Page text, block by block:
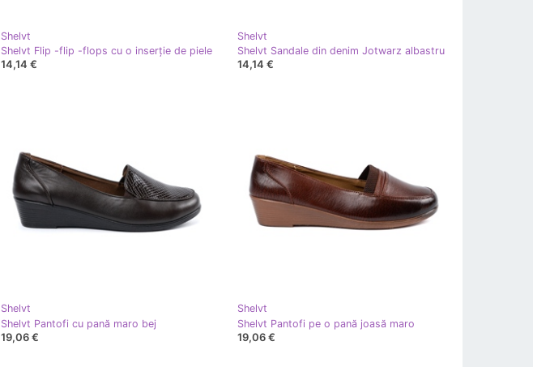
Shelvt
Shelvt Flip -flip -flops cu o inserție de piele
14,14 €
Shelvt
Shelvt Sandale din denim Jotwarz albastru
14,14 €
Shelvt
Shelvt Pantofi cu pană maro bej
19,06 €
Shelvt
Shelvt Pantofi pe o pană joasă maro
19,06 €